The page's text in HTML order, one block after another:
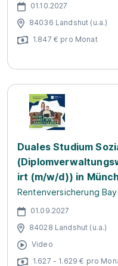
01.10.2027
84036 Landshut (u.a.)
1.847 € pro Monat
Duales Studium
irt (m/w/d)) in
Rentenversicherung
01.09.2027
84028 Landshut (u.a.)
Video
1.627 - 1.629 € pro